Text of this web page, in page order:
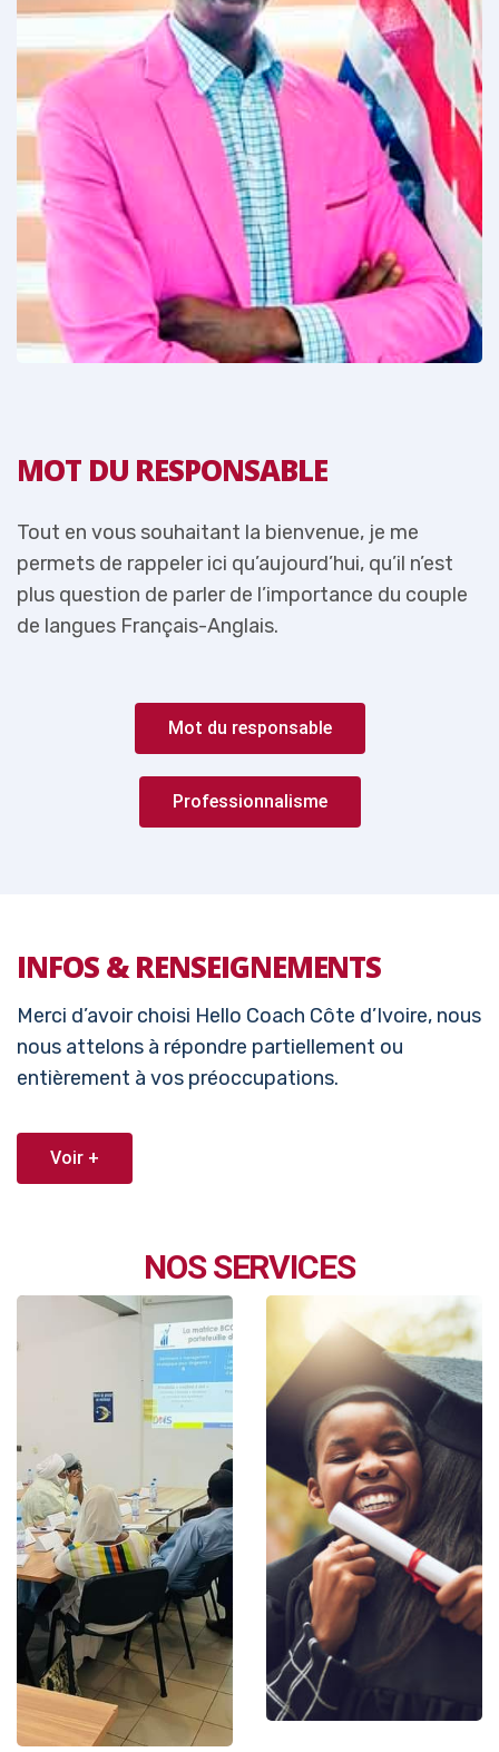
MOT DU RESPONSABLE
Tout en vous souhaitant la bienvenue, je me
permets de rappeler ici qu’aujourd’hui, qu’il n’est
plus question de parler de l’importance du couple
de langues Français-Anglais.
Mot du responsable
Professionnalisme
INFOS & RENSEIGNEMENTS
Merci d’avoir choisi Hello Coach Côte d’Ivoire, nous
nous attelons à répondre partiellement ou
entièrement à vos préoccupations.
Voir +
NOS SERVICES